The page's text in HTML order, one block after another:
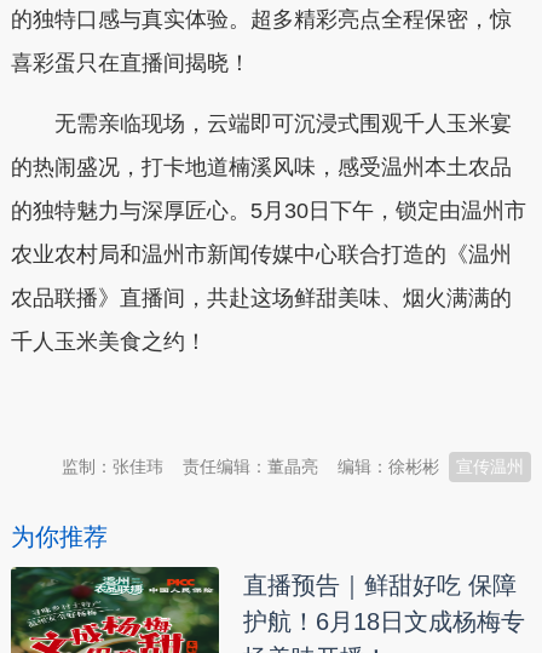
的独特口感与真实体验。超多精彩亮点全程保密，惊
喜彩蛋只在直播间揭晓！
无需亲临现场，云端即可沉浸式围观千人玉米宴
的热闹盛况，打卡地道楠溪风味，感受温州本土农品
的独特魅力与深厚匠心。5月30日下午，锁定由温州市
农业农村局和温州市新闻传媒中心联合打造的《温州
农品联播》直播间，共赴这场鲜甜美味、烟火满满的
千人玉米美食之约！
宣传温州
编辑：徐彬彬
责任编辑：董晶亮
监制：张佳玮
为你推荐
直播预告｜鲜甜好吃 保障
护航！6月18日文成杨梅专